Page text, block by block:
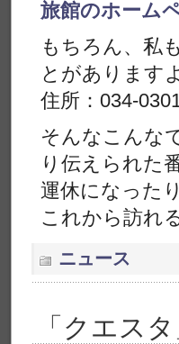
もちろん、私
とがあります
住所：034-
そんなこんな
り伝えられた
運休になった
これから訪れ
ニュース
「クエス